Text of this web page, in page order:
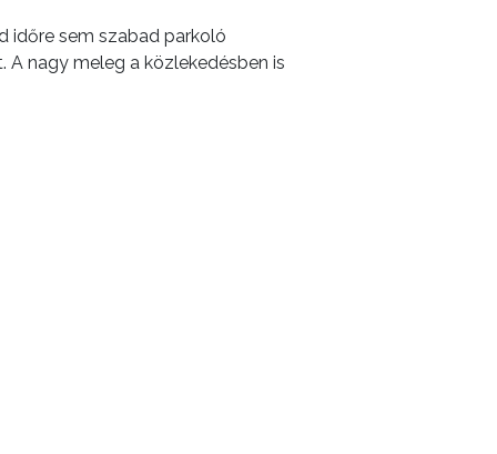
időre sem szabad parkoló
nagy meleg a közlekedésben is